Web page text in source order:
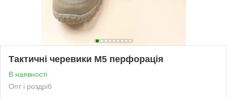
Тактичні черевики М5 перфорація
В наявності
Опт і роздріб